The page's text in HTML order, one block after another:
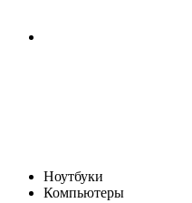
Ноутбуки
Компьютеры